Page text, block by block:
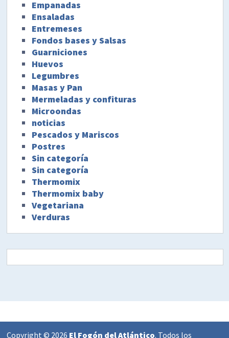
Empanadas
Ensaladas
Entremeses
Fondos bases y Salsas
Guarniciones
Huevos
Legumbres
Masas y Pan
Mermeladas y confituras
Microondas
noticias
Pescados y Mariscos
Postres
Sin categoría
Sin categoría
Thermomix
Thermomix baby
Vegetariana
Verduras
Copyright © 2026 El Fogón del Atlántico. Todos los